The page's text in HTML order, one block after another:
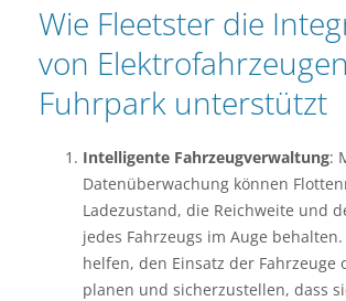
Wie Fleetster die
von
Fuhrpark unterstützt
Intelligente Fahrzeugverwaltung:
Datenüberwachung können
Ladezustand, die Reichweite und
jedes Fahrzeugs im Auge
helfen, den Einsatz der Fahrzeuge
planen und sicherzustellen, dass